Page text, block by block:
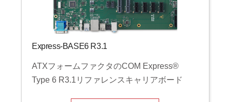
Express-BASE6 R3.1
ATXフォームファクタのCOM Express®
Type 6 R3.1リファレンスキャリアボード